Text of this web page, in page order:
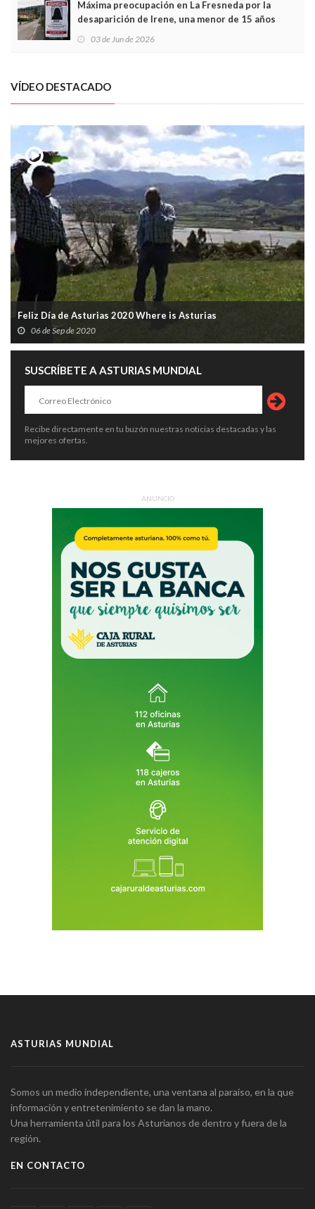
Máxima preocupación en La Fresneda por la
desaparición de Irene, una menor de 15 años
03 de Jun de 2026
VÍDEO DESTACADO
Feliz Día de Asturias 2020 Where is Asturias
06 de Sep de 2020
SUSCRÍBETE A ASTURIAS MUNDIAL
Recibe directamente en tu buzón nuestras noticias destacadas y las
mejores ofertas.
ANUNCIO
ASTURIAS MUNDIAL
Somos un medio independiente, una ventana al paraíso, en la que
información y entretenimiento se dan la mano.
Una herramienta útil para los Asturianos de dentro y fuera de la
región.
EN CONTACTO